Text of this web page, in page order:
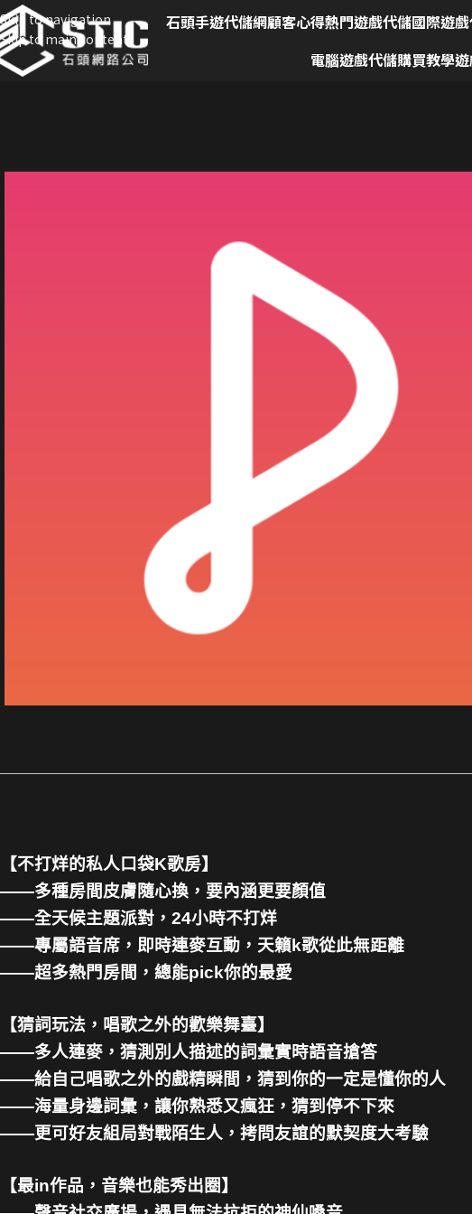
Skip to navigation
Skip to main content
石頭手遊代儲網顧客心得熱門遊戲代儲國際遊
電腦遊戲代儲購買教學
【不打烊的私人口袋K歌房】
——多種房間皮膚隨心換，要內涵更要顏值
——全天候主題派對，24小時不打烊
——專屬語音席，即時連麥互動，天籟k歌從此無距離
——超多熱門房間，總能pick你的最愛
【猜詞玩法，唱歌之外的歡樂舞臺】
——多人連麥，猜測別人描述的詞彙實時語音搶答
——給自己唱歌之外的戲精瞬間，猜到你的一定是懂你的人
——海量身邊詞彙，讓你熟悉又瘋狂，猜到停不下來
——更可好友組局對戰陌生人，拷問友誼的默契度大考驗
【最in作品，音樂也能秀出圈】